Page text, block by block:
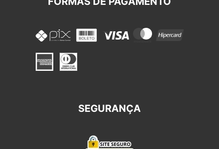
SEGURANÇA